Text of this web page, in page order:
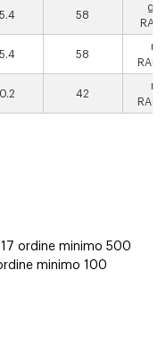
58
58
42
ordine minimo 500
minimo 100